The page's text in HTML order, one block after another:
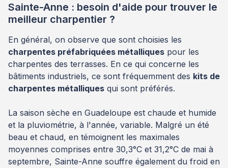
Sainte-Anne : besoin d'aide pour trouver le
meilleur charpentier ?
En général, on observe que sont choisies les
charpentes préfabriquées métalliques pour les
charpentes des terrasses. En ce qui concerne les
bâtiments industriels, ce sont fréquemment des kits de
charpentes métalliques qui sont préférés.
La saison sèche en Guadeloupe est chaude et humide
et la pluviométrie, à l'année, variable. Malgré un été
beau et chaud, en témoignent les maximales
moyennes comprises entre 30,3°C et 31,2°C de mai à
septembre, Sainte-Anne souffre également du froid en